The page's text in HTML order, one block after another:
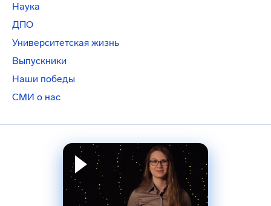
Наука
ДПО
Университетская жизнь
Выпускники
Наши победы
СМИ о нас